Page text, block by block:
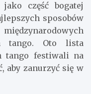
część bogatej
sposobów
tango. Oto lista
tango festiwali na
aby zanurzyć się w